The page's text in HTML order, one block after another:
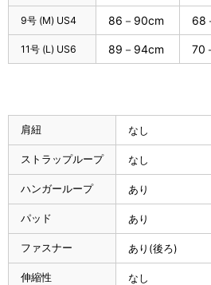
9号 (M) US4 86－90cm 68
11号 (L) US6 89－94cm 70
肩紐 なし
ストラップループ なし
ハンガーループ あり
パッド あり
ファスナー あり(後ろ)
伸縮性 なし